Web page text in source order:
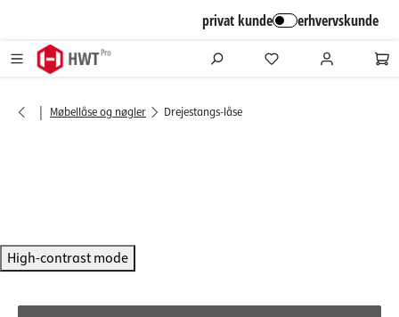
privat kunde erhvervskunde
| Møbellåse og nøgler Drejestangs-låse
High-contrast mode